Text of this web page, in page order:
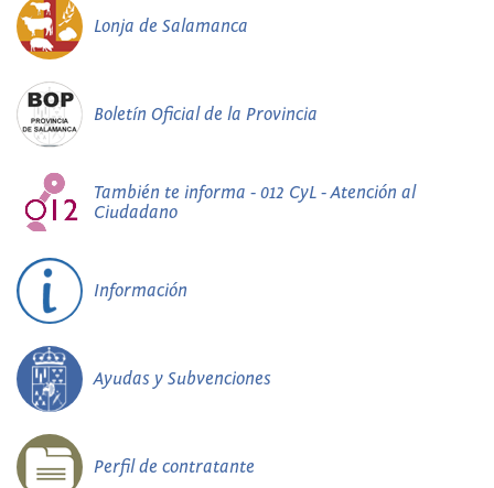
Lonja de Salamanca
Boletín Oficial de la Provincia
También te informa - 012 CyL - Atención al
Ciudadano
Información
Ayudas y Subvenciones
Perfil de contratante